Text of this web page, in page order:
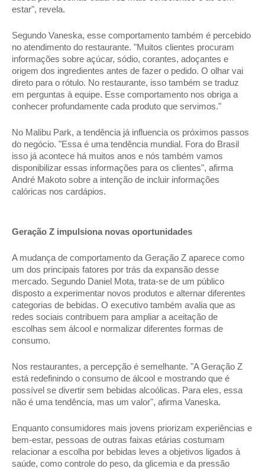
estar", revela.
Segundo Vaneska, esse comportamento também é percebido
no atendimento do restaurante. "Muitos clientes procuram
informações sobre açúcar, sódio, corantes, adoçantes e
origem dos ingredientes antes de fazer o pedido. O olhar vai
direto para o rótulo. No restaurante, isso também se traduz
em perguntas à equipe. Esse comportamento nos obriga a
conhecer profundamente cada produto que servimos."
No Malibu Park, a tendência já influencia os próximos passos
do negócio. "Essa é uma tendência mundial. Fora do Brasil
isso já acontece há muitos anos e nós também vamos
disponibilizar essas informações para os clientes", afirma
André Makoto sobre a intenção de incluir informações
calóricas nos cardápios.
Geração Z impulsiona novas oportunidades
A mudança de comportamento da Geração Z aparece como
um dos principais fatores por trás da expansão desse
mercado. Segundo Daniel Mota, trata-se de um público
disposto a experimentar novos produtos e alternar diferentes
categorias de bebidas. O executivo também avalia que as
redes sociais contribuem para ampliar a aceitação de
escolhas sem álcool e normalizar diferentes formas de
consumo.
Nos restaurantes, a percepção é semelhante. "A Geração Z
está redefinindo o consumo de álcool e mostrando que é
possível se divertir sem bebidas alcoólicas. Para eles, essa
não é uma tendência, mas um valor", afirma Vaneska.
Enquanto consumidores mais jovens priorizam experiências e
bem-estar, pessoas de outras faixas etárias costumam
relacionar a escolha por bebidas leves a objetivos ligados à
saúde, como controle do peso, da glicemia e da pressão